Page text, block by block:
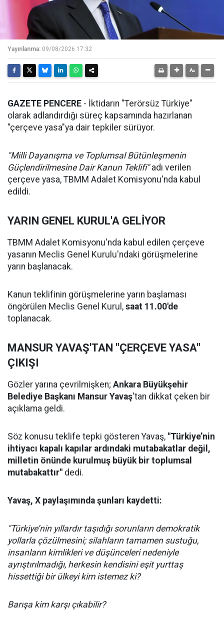
Yayınlanma: 09/08/2026 17:32
GAZETE PENCERE - İktidarın "Terörsüz Türkiye"
olarak adlandırdığı süreç kapsamında hazırlanan
"çerçeve yasa"ya dair tepkiler sürüyor.
"Milli Dayanışma ve Toplumsal Bütünleşmenin
Güçlendirilmesine Dair Kanun Teklifi"adı verilen
çerçeve yasa, TBMM Adalet Komisyonu'nda kabul
edildi.
YARIN GENEL KURUL'A GELİYOR
TBMM Adalet Komisyonu'nda kabul edilen çerçeve
yasanın Meclis Genel Kurulu'ndaki görüşmelerine
yarın başlanacak.
Kanun teklifinin görüşmelerine yarın başlaması
öngörülen Meclis Genel Kurul, saat 11.00'de
toplanacak.
MANSUR YAVAŞ'TAN "ÇERÇEVE YASA"
ÇIKIŞI
Gözler yarına çevrilmişken; Ankara Büyükşehir
Belediye Başkanı Mansur Yavaş'tan dikkat çeken bir
açıklama geldi.
Söz konusu teklife tepki gösteren Yavaş, "Türkiye’nin
ihtiyacı kapalı kapılar ardındaki mutabakatlar değil,
milletin önünde kurulmuş büyük bir toplumsal
mutabakattır" dedi.
Yavaş, X paylaşımında şunları kaydetti:
"Türkiye’nin yıllardır taşıdığı sorunların demokratik
yollarla çözülmesini; silahların tamamen sustuğu,
insanların kimlikleri ve düşünceleri nedeniyle
ayrıştırılmadığı, herkesin kendisini eşit yurttaş
hissettiği bir ülkeyi kim istemez ki?
Barışa kim karşı çıkabilir?